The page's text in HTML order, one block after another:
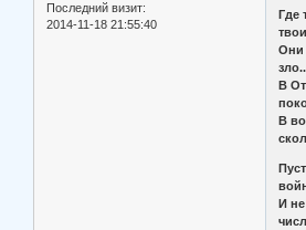
Последний визит:
2014-11-18 21:55:40
Где
Они
В
В
И